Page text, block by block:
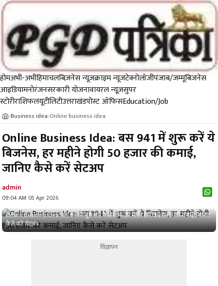
होमअभी-अभीहिमाचलबिज़नेस न्यूज़क्राइम न्यूजटेक्नोलॉजीपंजाब/जम्मूबिजनेस
आइडियामनोरंजनसरकारी योजनावायरल न्यूज़सुपर
स्टोरीराशिफलयूटीलिटीउत्तराखंडपोस्ट ऑफिसEducation/Job
›Business idea›Online business idea
Online Business Idea: बस ₹941 में शुरू करें ये
बिजनेस, हर महीने होगी ₹50 हजार की कमाई,
जानिए कैसे करें सेटअप
admin
09:04 AM 05 Apr 2026
Online Business Idea: बस ₹941 में शुरू करें ये बिजनेस, हर महीने होगी ₹50 हजार की कमाई, जानिए
कैसे करें सेटअप
विज्ञापन